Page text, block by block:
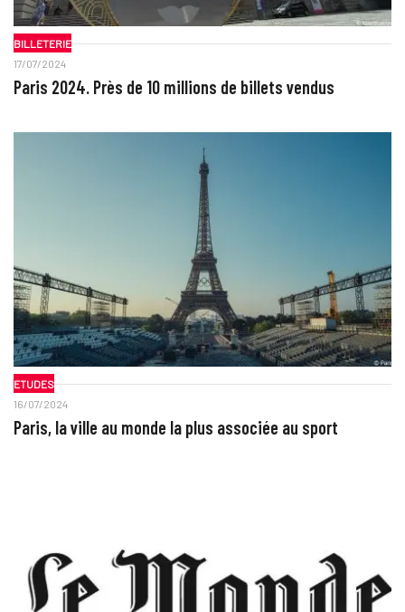
BILLETERIE
17/07/2024
Paris 2024. Près de 10 millions de billets vendus
ETUDES
16/07/2024
Paris, la ville au monde la plus associée au sport